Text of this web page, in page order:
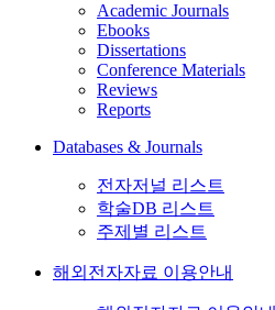
Academic Journals
Ebooks
Dissertations
Conference Materials
Reviews
Reports
Databases & Journals
전자저널 리스트
학술DB 리스트
주제별 리스트
해외전자자료 이용안내